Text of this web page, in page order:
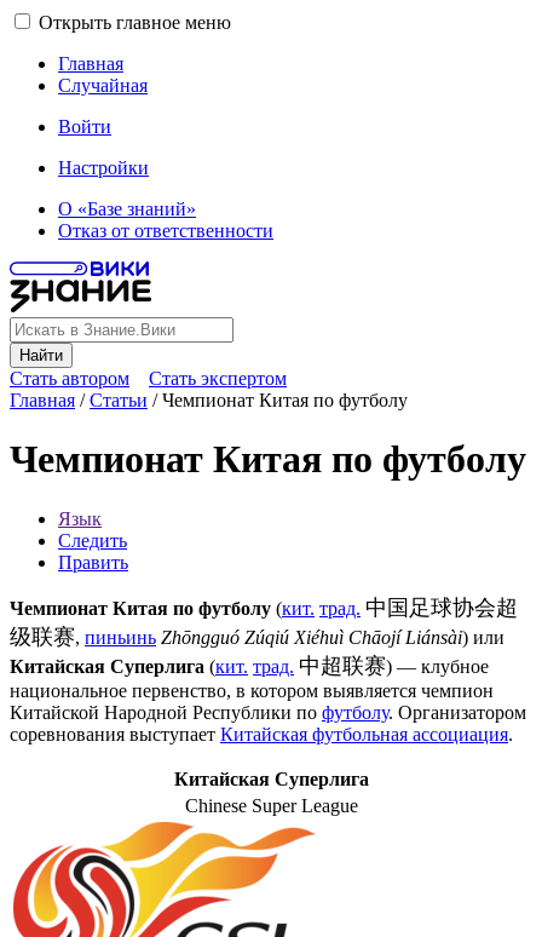
Открыть главное меню
Главная
Случайная
Войти
Настройки
О «Базе знаний»
Отказ от ответственности
Найти
Стать автором
Стать экспертом
Главная /Статьи /Чемпионат Китая по футболу
Чемпионат Китая по футболу
Язык
Следить
Править
Чемпионат Китая по футболу (кит. трад. 中国足球协会超
级联赛, пиньинь Zhōngguó Zúqiú Xiéhuì Chāojí Liánsài) или
Китайская Суперлига (кит. трад. 中超联赛) — клубное
национальное первенство, в котором выявляется чемпион
Китайской Народной Республики по футболу. Организатором
соревнования выступает Китайская футбольная ассоциация.
Китайская Суперлига
Chinese Super League